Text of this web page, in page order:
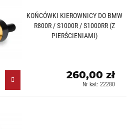
KOŃCÓWKI KIEROWNICY DO BMW
R800R / S1000R / S1000RR (Z
PIERŚCIENIAMI)
260,00 zł
Nr kat: 22280